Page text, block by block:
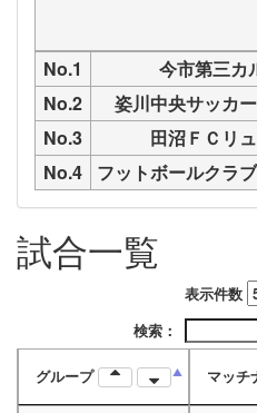
No.1
今市第三カ
No.2
姿川中央サッカ
No.3
田沼ＦＣリ
No.4
フットボールクラ
試合一覧
表示件数
検索：
グループ マッチ